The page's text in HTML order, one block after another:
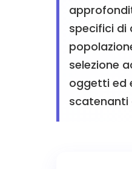
specifici di
selezione
oggetti ed
scatenanti